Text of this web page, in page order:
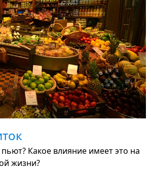
Какое влияние имеет это на
жизни?